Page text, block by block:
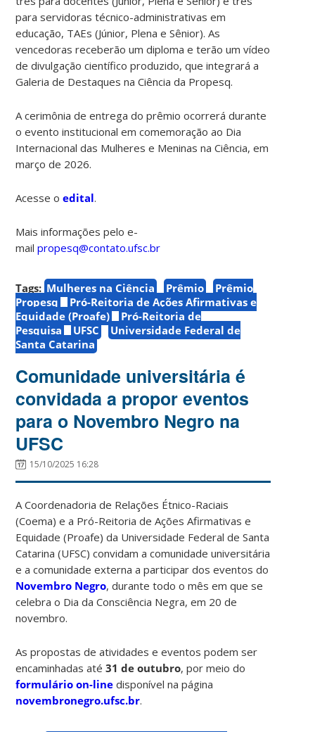
para servidoras técnico-administrativas em
educação, TAEs (Júnior, Plena e Sênior). As
vencedoras receberão um diploma e terão um vídeo
de divulgação científico produzido, que integrará a
Galeria de Destaques na Ciência da Propesq.
A cerimônia de entrega do prêmio ocorrerá durante
o evento institucional em comemoração ao Dia
Internacional das Mulheres e Meninas na Ciência, em
março de 2026.
Acesse oedital.
Mais informações pelo e-
mail propesq@contato.ufsc.br
Tags: Mulheres na Ciência Prêmio
Prêmio
Propesq
Pró-Reitoria de Ações Afirmativas e
Equidade (Proafe)
Pró-Reitoria de
Pesquisa
UFSC
Universidade Federal de
Santa Catarina
Comunidade universitária é
convidada a propor eventos
para o Novembro Negro na
UFSC
15/10/2025 16:28
A Coordenadoria de Relações Étnico-Raciais
(Coema) e a Pró-Reitoria de Ações Afirmativas e
Equidade (Proafe) da Universidade Federal de Santa
Catarina (UFSC) convidam a comunidade universitária
e a comunidade externa a participar dos eventos do
Novembro Negro, durante todo o mês em que se
celebra o Dia da Consciência Negra, em 20 de
novembro.
As propostas de atividades e eventos podem ser
encaminhadas até31 de outubro, por meio do
formulário on-line disponível na página
novembronegro.ufsc.br.